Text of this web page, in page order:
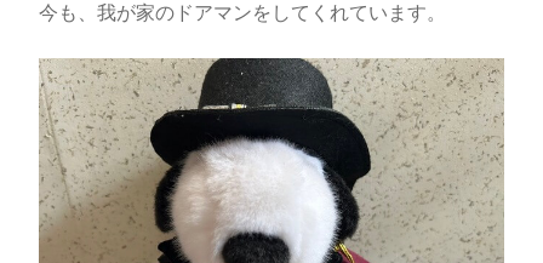
今も、我が家のドアマンをしてくれています。